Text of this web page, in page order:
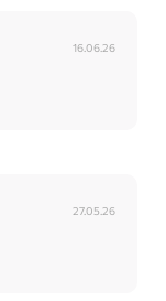
16.06.26
27.05.26